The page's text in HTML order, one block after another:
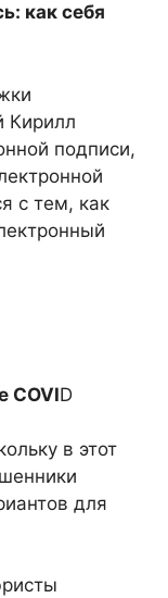
как себя
Кирилл
подписи,
с тем, как
COVID
в этот
для